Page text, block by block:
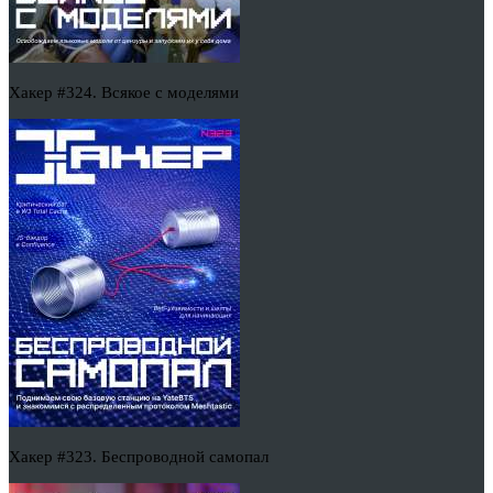
Хакер #324. Всякое с моделями
Хакер #323. Беспроводной самопал